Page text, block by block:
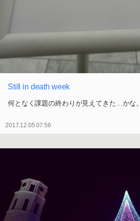
Still in death week
何となく課題の終わりが見えてきた…かな。
2017.12.05 07:56